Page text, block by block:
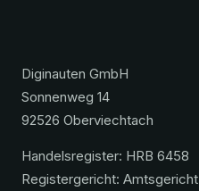
Diginauten GmbH
Sonnenweg 14
92526 Oberviechtach
Handelsregister: HRB 6458
Registergericht: